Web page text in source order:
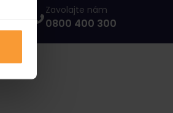
Zavolajte nám
0800 400 300